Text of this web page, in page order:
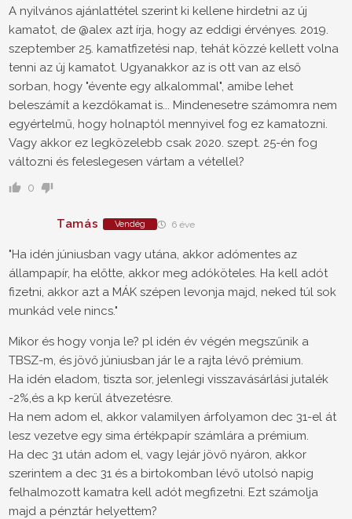
A nyilvános ajánlattétel szerint ki kellene hirdetni az új
kamatot, de @alex azt írja, hogy az eddigi érvényes. 2019.
szeptember 25. kamatfizetési nap, tehát közzé kellett volna
tenni az új kamatot. Ugyanakkor az is ott van az első
sorban, hogy "évente egy alkalommal", amibe lehet
beleszámít a kezdőkamat is... Mindenesetre számomra nem
egyértelmű, hogy holnaptól mennyivel fog ez kamatozni.
Vagy akkor ez legközelebb csak 2020. szept. 25-én fog
változni és feleslegesen vártam a vétellel?
0
Tamás Vendég 6 éve
"Ha idén júniusban vagy utána, akkor adómentes az
állampapír, ha előtte, akkor meg adóköteles. Ha kell adót
fizetni, akkor azt a MÁK szépen levonja majd, neked túl sok
munkád vele nincs."
Mikor és hogy vonja le? pl idén év végén megszűnik a
TBSZ-m, és jövő júniusban jár le a rajta lévő prémium.
Ha idén eladom, tiszta sor, jelenlegi visszavásárlási jutalék
-2%,és a kp kerül átvezetésre.
Ha nem adom el, akkor valamilyen árfolyamon dec 31-el át
lesz vezetve egy sima értékpapír számlára a prémium.
Ha dec 31 után adom el, vagy lejár jövő nyáron, akkor
szerintem a dec 31 és a birtokomban lévő utolsó napig
felhalmozott kamatra kell adót megfizetni. Ezt számolja
majd a pénztár helyettem?